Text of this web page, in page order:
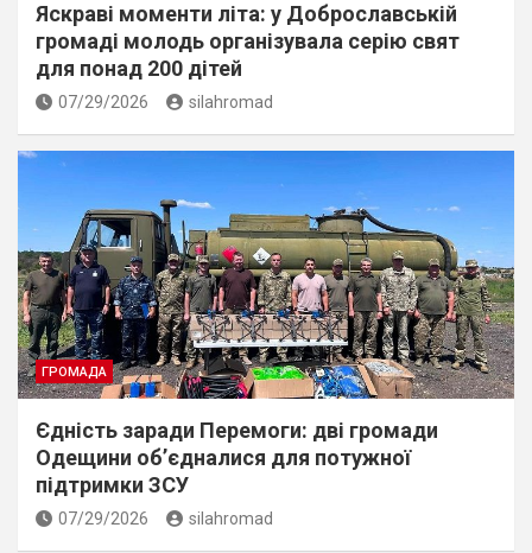
Яскраві моменти літа: у Доброславській
громаді молодь організувала серію свят
для понад 200 дітей
07/29/2026 silahromad
ГРОМАДА
Єдність заради Перемоги: дві громади
Одещини об’єдналися для потужної
підтримки ЗСУ
07/29/2026 silahromad